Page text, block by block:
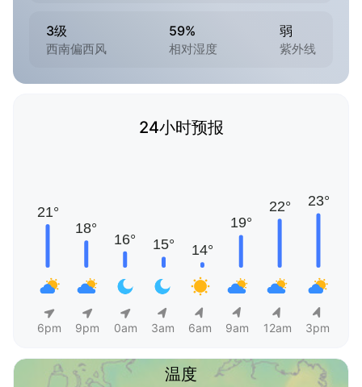
3级
西南偏西风
59%
相对湿度
弱
紫外线
24小时预报
6pm 9pm 0am 3am 6am 9am 12am 3pm
温度